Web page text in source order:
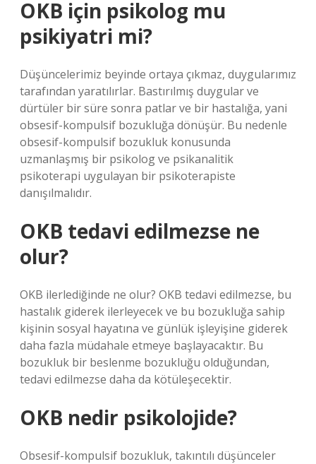
OKB için psikolog mu
psikiyatri mi?
Düşüncelerimiz beyinde ortaya çıkmaz, duygularımız
tarafından yaratılırlar. Bastırılmış duygular ve
dürtüler bir süre sonra patlar ve bir hastalığa, yani
obsesif-kompulsif bozukluğa dönüşür. Bu nedenle
obsesif-kompulsif bozukluk konusunda
uzmanlaşmış bir psikolog ve psikanalitik
psikoterapi uygulayan bir psikoterapiste
danışılmalıdır.
OKB tedavi edilmezse ne
olur?
OKB ilerlediğinde ne olur? OKB tedavi edilmezse, bu
hastalık giderek ilerleyecek ve bu bozukluğa sahip
kişinin sosyal hayatına ve günlük işleyişine giderek
daha fazla müdahale etmeye başlayacaktır. Bu
bozukluk bir beslenme bozukluğu olduğundan,
tedavi edilmezse daha da kötüleşecektir.
OKB nedir psikolojide?
Obsesif-kompulsif bozukluk, takıntılı düşünceler